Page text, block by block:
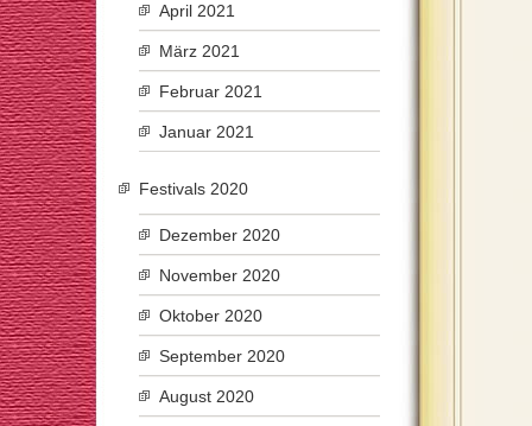
April 2021
März 2021
Februar 2021
Januar 2021
Festivals 2020
Dezember 2020
November 2020
Oktober 2020
September 2020
August 2020